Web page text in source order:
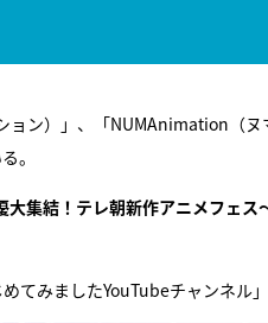
ョン）」、「NUMAnimation（
。
大集結！テレ朝新作アニメフェス
みましたYouTubeチャンネル」
E齋藤
ビュー